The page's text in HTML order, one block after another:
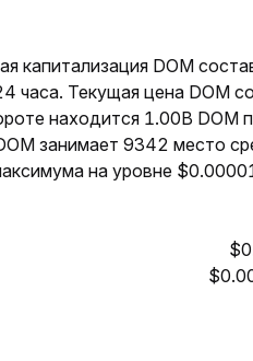
капитализация DOM
часа. Текущая цена DOM
находится 1.00B DOM
занимает 9342 место
на уровне